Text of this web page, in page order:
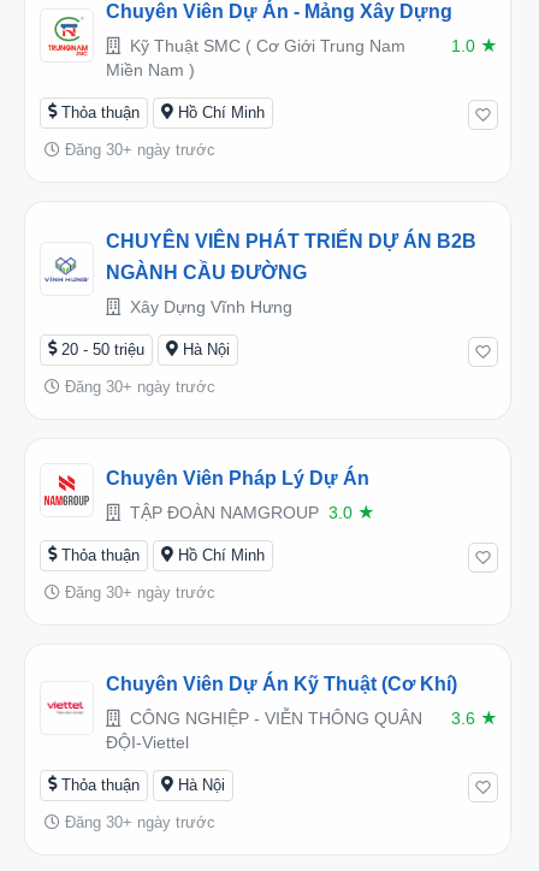
Chuyên Viên Dự Án - Mảng Xây Dựng
Kỹ Thuật SMC ( Cơ Giới Trung Nam
Miền Nam )
1.0 ★
Thỏa thuận Hồ Chí Minh
Đăng 30+ ngày trước
CHUYÊN VIÊN PHÁT TRIỂN DỰ ÁN B2B
NGÀNH CẦU ĐƯỜNG
Xây Dựng Vĩnh Hưng
20 - 50 triệu Hà Nội
Đăng 30+ ngày trước
Chuyên Viên Pháp Lý Dự Án
TẬP ĐOÀN NAMGROUP 3.0 ★
Thỏa thuận Hồ Chí Minh
Đăng 30+ ngày trước
Chuyên Viên Dự Án Kỹ Thuật (cơ Khí)
CÔNG NGHIỆP - VIỄN THÔNG QUÂN
ĐỘI-Viettel
3.6 ★
Thỏa thuận Hà Nội
Đăng 30+ ngày trước